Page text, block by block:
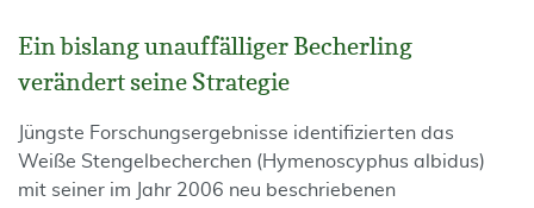
Ein bislang unauffälliger Becherling
verändert seine Strategie
Jüngste Forschungsergebnisse identifizierten das
Weiße Stengelbecherchen (Hymenoscyphus albidus)
mit seiner im Jahr 2006 neu beschriebenen